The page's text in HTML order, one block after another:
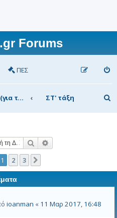
Forums
ΠΕΣ
ΤΑΞΕΙΣ (για τα μέλη) ΣΤ' τάξη
ν
τ
η
Αναζήτηση
1 2 3
ioanman « 11 Μαρ 2017, 16:48